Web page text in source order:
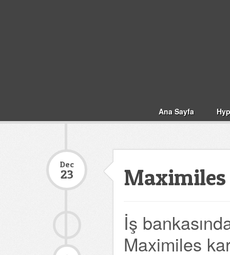
Ana Sayfa
Maximiles
Dec
23
İş
Maximiles